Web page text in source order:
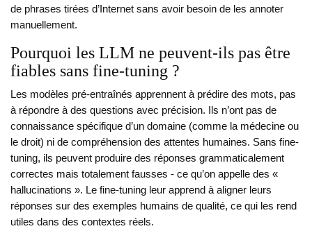
de phrases tirées d’Internet sans avoir besoin de les annoter
manuellement.
Pourquoi les LLM ne peuvent-ils pas être
fiables sans fine-tuning ?
Les modèles pré-entraînés apprennent à prédire des mots, pas
à répondre à des questions avec précision. Ils n’ont pas de
connaissance spécifique d’un domaine (comme la médecine ou
le droit) ni de compréhension des attentes humaines. Sans fine-
tuning, ils peuvent produire des réponses grammaticalement
correctes mais totalement fausses - ce qu’on appelle des «
hallucinations ». Le fine-tuning leur apprend à aligner leurs
réponses sur des exemples humains de qualité, ce qui les rend
utiles dans des contextes réels.